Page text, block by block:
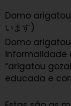
Domo arigatou
います)
Domo
informalidade
“arigatou
educada e